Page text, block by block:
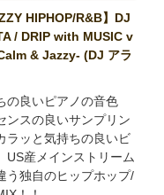
HIPHOP/R&B】DJ
/ DRIP with MUSIC v
& Jazzy- (DJ アラ
の良いピアノの音色
ンスの良いサンプリン
ラッと気持ちの良いビ
US産メインストリーム
う独自のヒップホップ/